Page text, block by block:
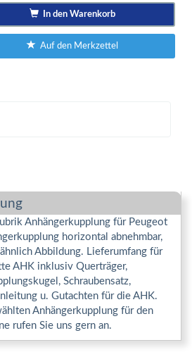
In den Warenkorb
Auf den Merkzettel
Anhängerkupplung für Peugeot
horizontal abnehmbar,
Abbildung. Lieferumfang für
AHK inklusiv Querträger,
Schraubensatz,
u. Gutachten für die AHK.
Anhängerkupplung für den
rufen Sie uns gern an.